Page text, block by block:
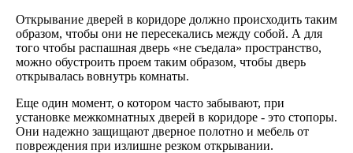
Открывание дверей в коридоре должно происходить таким
образом, чтобы они не пересекались между собой. А для
того чтобы распашная дверь «не съедала» пространство,
можно обустроить проем таким образом, чтобы дверь
открывалась вовнутрь комнаты.
Еще один момент, о котором часто забывают, при
установке межкомнатных дверей в коридоре - это стопоры.
Они надежно защищают дверное полотно и мебель от
повреждения при излишне резком открывании.